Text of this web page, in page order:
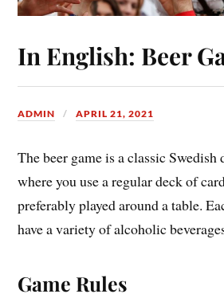
In English: Beer
ADMIN APRIL 21, 2021
The beer game is a classic
where you use a regular deck of
preferably played around a table.
have a variety of alcoholic
Game Rules